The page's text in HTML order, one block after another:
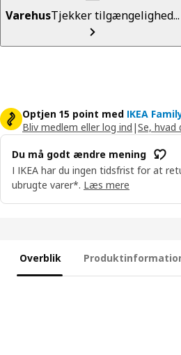
VarehusTjekker tilgængelighed...
Optjen 15 point med IKEA
Bliv medlem eller log ind |Se, hvad
Du må godt ændre mening
I IKEA har du ingen tidsfrist for at
ubrugte varer*. Læs mere
Overblik